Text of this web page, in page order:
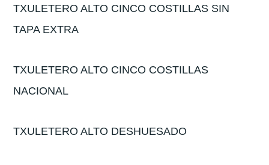
TXULETERO ALTO CINCO COSTILLAS SIN
TAPA EXTRA
TXULETERO ALTO CINCO COSTILLAS
NACIONAL
TXULETERO ALTO DESHUESADO